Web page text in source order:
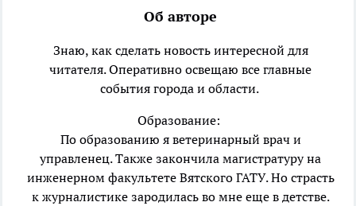
Об авторе
Знаю, как сделать новость интересной для
читателя. Оперативно освещаю все главные
события города и области.
Образование:
По образованию я ветеринарный врач и
управленец. Также закончила магистратуру на
инженерном факультете Вятского ГАТУ. Но страсть
к журналистике зародилась во мне еще в детстве.